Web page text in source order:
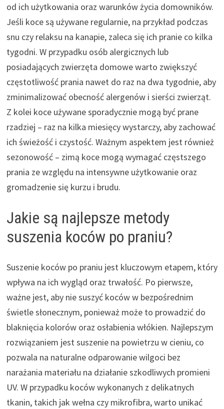
od ich użytkowania oraz warunków życia domowników.
Jeśli koce są używane regularnie, na przykład podczas
snu czy relaksu na kanapie, zaleca się ich pranie co kilka
tygodni. W przypadku osób alergicznych lub
posiadających zwierzęta domowe warto zwiększyć
częstotliwość prania nawet do raz na dwa tygodnie, aby
zminimalizować obecność alergenów i sierści zwierząt.
Z kolei koce używane sporadycznie mogą być prane
rzadziej – raz na kilka miesięcy wystarczy, aby zachować
ich świeżość i czystość. Ważnym aspektem jest również
sezonowość – zimą koce mogą wymagać częstszego
prania ze względu na intensywne użytkowanie oraz
gromadzenie się kurzu i brudu.
Jakie są najlepsze metody
suszenia koców po praniu?
Suszenie koców po praniu jest kluczowym etapem, który
wpływa na ich wygląd oraz trwałość. Po pierwsze,
ważne jest, aby nie suszyć koców w bezpośrednim
świetle słonecznym, ponieważ może to prowadzić do
blaknięcia kolorów oraz osłabienia włókien. Najlepszym
rozwiązaniem jest suszenie na powietrzu w cieniu, co
pozwala na naturalne odparowanie wilgoci bez
narażania materiału na działanie szkodliwych promieni
UV. W przypadku koców wykonanych z delikatnych
tkanin, takich jak wełna czy mikrofibra, warto unikać